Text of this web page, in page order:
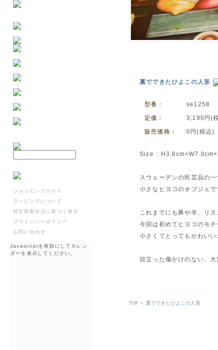
藁でできたひよこの人形
型番：
se1258
定価：
3,190円(
販売価格：
0円(税込)
Size :
スウェーデンの民芸品の
小さなヒヨコのオブジェで
これまでにも豚や羊、リ
今回は初めてヒヨコのモ
小さくてとってもかわい
目立った傷かけのない、
TOP > 藁でできたひよこの人形
ショッピングガイド
ラッピングについて
特定商取引法に基づく表示
プライバシーポリシー
お問い合わせ
Javascriptを有効にしてカレン
ダーを表示してください。